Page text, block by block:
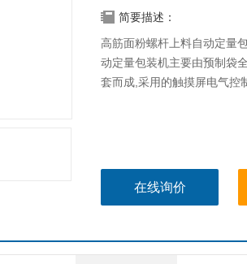
简要描述：
高筋面粉螺杆上料自动定量
动定量包装机​主要由预制袋
套而成,采用的触摸屏电气控
在线询价